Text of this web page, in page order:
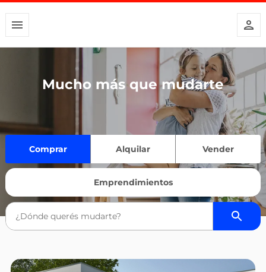
Mucho más que mudarte
Comprar Alquilar Vender
Emprendimientos